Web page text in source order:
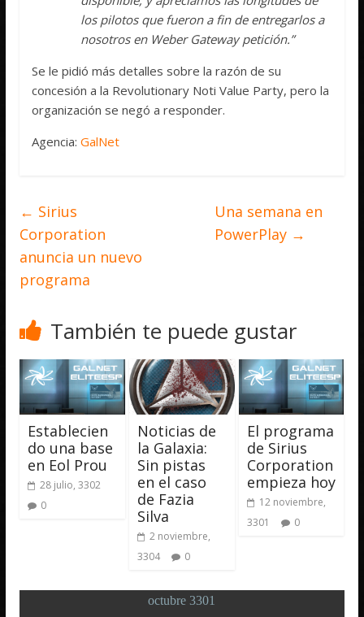
los pilotos que fueron a fin de entregarlos a
nosotros en Weber Gateway petición.”
Se le pidió más detalles sobre la razón de su
concesión a la Revolutionary Noti Value Party, pero la
organización se negó a responder.
Agencia:GalNet
← Sirius
Corporation
anuncia un nuevo
programa
Una semana en
PowerPlay →
También te puede gustar
Establecien
do una base
en Eol Prou
28 julio, 3302
0
Noticias de
la Galaxia:
Sin pistas
en el caso
de Fazia
Silva
2 noviembre,
3304
0
El programa
de Sirius
Corporation
empieza hoy
12 noviembre,
3301
0
octubre 3301